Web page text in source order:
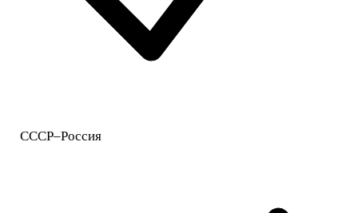
СССР–Россия